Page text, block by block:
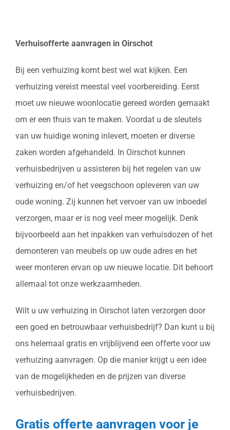
Verhuisofferte aanvragen in Oirschot
Bij een verhuizing komt best wel wat kijken. Een
verhuizing vereist meestal veel voorbereiding. Eerst
moet uw nieuwe woonlocatie gereed worden gemaakt
om er een thuis van te maken. Voordat u de sleutels
van uw huidige woning inlevert, moeten er diverse
zaken worden afgehandeld. In Oirschot kunnen
verhuisbedrijven u assisteren bij het regelen van uw
verhuizing en/of het veegschoon opleveren van uw
oude woning. Zij kunnen het vervoer van uw inboedel
verzorgen, maar er is nog veel meer mogelijk. Denk
bijvoorbeeld aan het inpakken van verhuisdozen of het
demonteren van meubels op uw oude adres en het
weer monteren ervan op uw nieuwe locatie. Dit behoort
allemaal tot onze werkzaamheden.
Wilt u uw verhuizing in Oirschot laten verzorgen door
een goed en betrouwbaar verhuisbedrijf? Dan kunt u bij
ons helemaal gratis en vrijblijvend een offerte voor uw
verhuizing aanvragen. Op die manier krijgt u een idee
van de mogelijkheden en de prijzen van diverse
verhuisbedrijven.
Gratis offerte aanvragen voor je